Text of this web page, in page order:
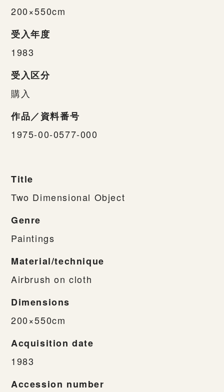
200×550cm
受入年度
1983
受入区分
購入
作品／資料番号
1975-00-0577-000
Title
Two Dimensional Object
Genre
Paintings
Material/technique
Airbrush on cloth
Dimensions
200×550cm
Acquisition date
1983
Accession number